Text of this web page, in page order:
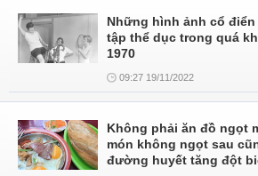
Những hình ảnh cổ điển
tập thể dục trong quá
1970
09:27 19/11/2022
Không phải ăn đồ ngọt
món không ngọt sau
đường huyết tăng đột